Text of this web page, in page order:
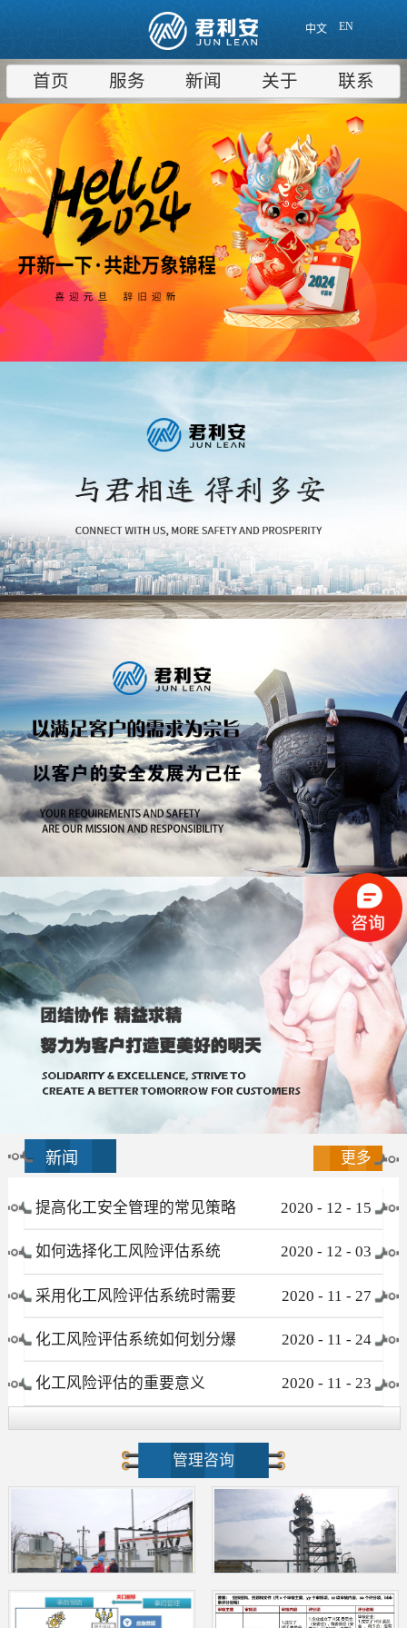
中文 EN
首页 服务 新闻 关于 联系
新闻 更多
提高化工安全管理的常见策略
有哪些
2020 - 12 - 15
如何选择化工风险评估系统 2020 - 12 - 03
采用化工风险评估系统时需要
注意哪些事项
2020 - 11 - 27
化工风险评估系统如何划分爆
炸危险区域
2020 - 11 - 24
化工风险评估的重要意义 2020 - 11 - 23
管理咨询